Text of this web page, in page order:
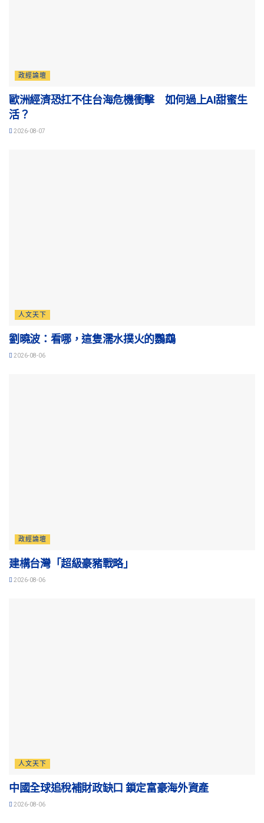
政經論壇
歐洲經濟恐扛不住台海危機衝擊 如何過上AI甜蜜生
活？
2026-08-07
人文天下
劉曉波：看哪，這隻濡水撲火的鸚鵡
2026-08-06
政經論壇
建構台灣「超級豪豬戰略」
2026-08-06
人文天下
中國全球追稅補財政缺口 鎖定富豪海外資產
2026-08-06